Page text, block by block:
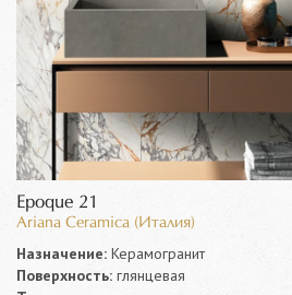
Epoque 21
Ariana Ceramica (Италия)
Назначение: Керамогранит
Поверхность: глянцевая